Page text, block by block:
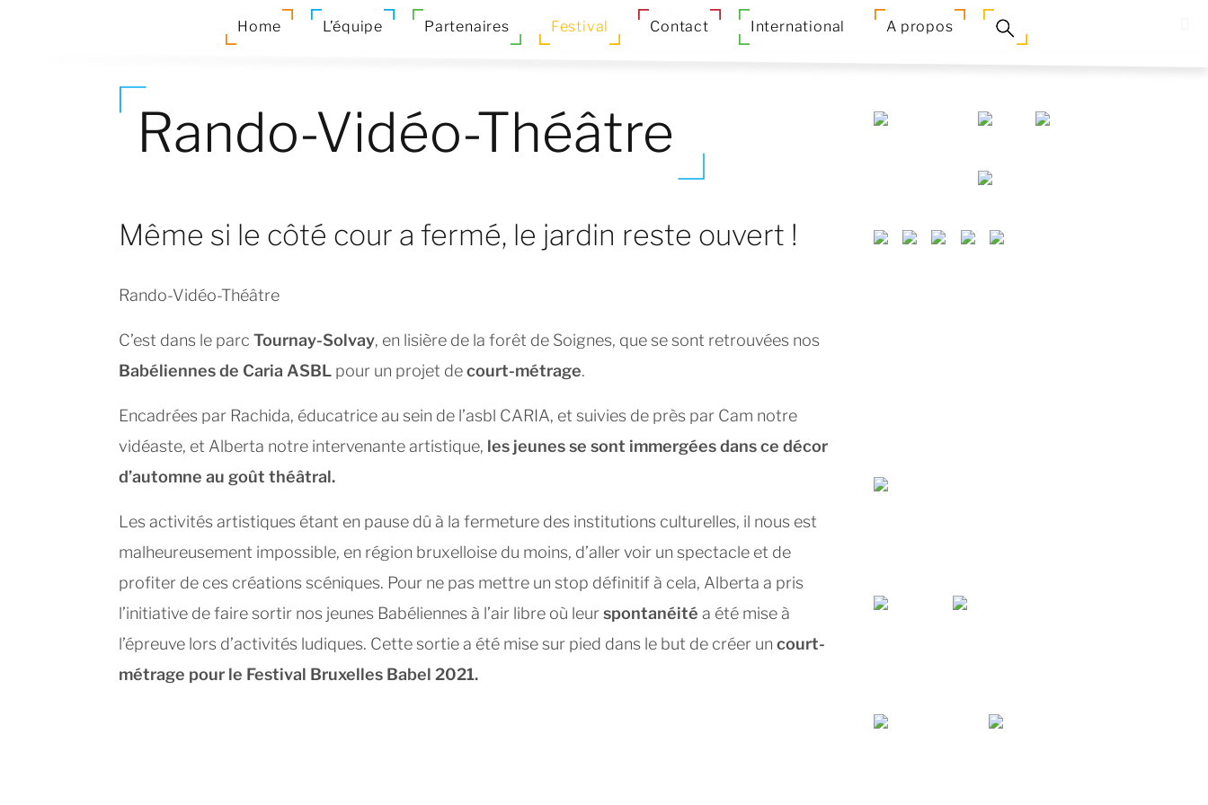
Home L’équipe Partenaires Festival Contact International A propos
Rando-Vidéo-Théâtre
Même si le côté cour a fermé, le jardin reste ouvert‍ !
Rando-Vidéo-Théâtre
C’est dans le parc Tournay-Solvay, en lisière de la forêt de Soignes, que se sont retrouvées nos
Babéliennes de Caria ASBL pour un projet decourt-métrage.
Encadrées par Rachida, éducatrice au sein de l’asbl CARIA, et suivies de près par Cam notre
vidéaste, et Alberta notre intervenante artistique, les jeunes se sont immergées dans ce décor
d’automne au goût théâtral.
Les activités artistiques étant en pause dû à la fermeture des institutions culturelles, il nous est
malheureusement impossible, en région bruxelloise du moins, d’aller voir un spectacle et de
profiter de ces créations scéniques. Pour ne pas mettre un stop définitif à cela, Alberta a pris
l’initiative de faire sortir nos jeunes Babéliennes à l’air libre où leurspontanéité a été mise à
l’épreuve lors d’activités ludiques. Cette sortie a été mise sur pied dans le but de créer un court-
métrage pour le Festival Bruxelles Babel 2021.